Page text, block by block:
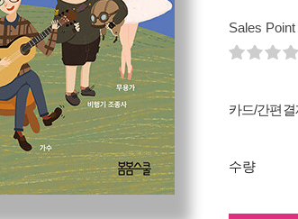
Sales Point
카드/간편결
수량